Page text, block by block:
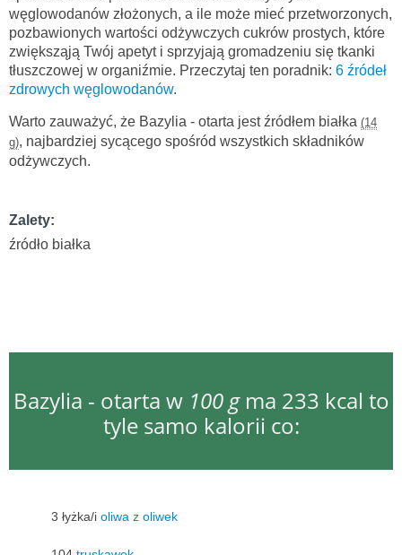
węglowodanów złożonych, a ile może mieć przetworzonych,
pozbawionych wartości odżywczych cukrów prostych, które
zwiększąją Twój apetyt i sprzyjają gromadzeniu się tkanki
tłuszczowej w organiźmie. Przeczytaj ten poradnik: 6 źródeł
zdrowych węglowodanów.
Warto zauważyć, że Bazylia - otarta jest źródłem białka (14
g), najbardziej sycącego spośród wszystkich składników
odżywczych.
Zalety:
źródło białka
Bazylia - otarta w 100 gma 233 kcal to
tyle samo kalorii co:
3 łyżka/i oliwa z oliwek